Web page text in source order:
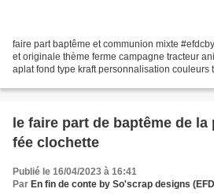
faire part baptême et communion mixte
et originale thème ferme campagne tracteur
aplat fond type kraft personnalisation couleurs
le faire part de baptême de la
fée clochette
Publié le 16/04/2023 à 16:41
Par En fin de conte by So'scrap designs